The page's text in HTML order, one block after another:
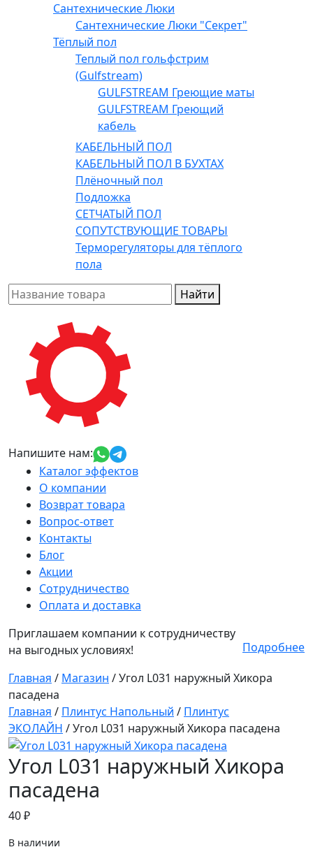
Сантехнические Люки
Сантехнические Люки "Секрет"
Тёплый пол
Теплый пол гольфстрим
(Gulfstream)
GULFSTREAM Греющие маты
GULFSTREAM Греющий
кабель
КАБЕЛЬНЫЙ ПОЛ
КАБЕЛЬНЫЙ ПОЛ В БУХТАХ
Плёночный пол
Подложка
СЕТЧАТЫЙ ПОЛ
СОПУТСТВУЮЩИЕ ТОВАРЫ
Терморегуляторы для тёплого
пола
Найти
Напишите нам:
Каталог эффектов
О компании
Возврат товара
Вопрос-ответ
Контакты
Блог
Акции
Сотрудничество
Оплата и доставка
Приглашаем компании к сотрудничеству
на выгодных условиях!
Подробнее
Главная / Магазин /Угол L031 наружный Хикора
пасадена
Главная / Плинтус Напольный / Плинтус
ЭКОЛАЙН / Угол L031 наружный Хикора пасадена
Угол L031 наружный Хикора
пасадена
40₽
В наличии